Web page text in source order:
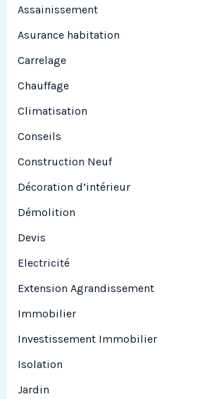
:
Assainissement
Asurance habitation
Carrelage
Chauffage
Climatisation
Conseils
Construction Neuf
Décoration d’intérieur
Démolition
Devis
Electricité
Extension Agrandissement
Immobilier
Investissement Immobilier
Isolation
Jardin